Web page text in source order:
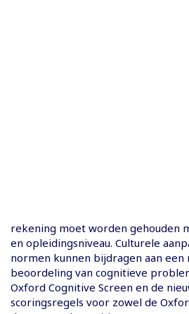
rekening moet worden gehouden
en opleidingsniveau. Culturele
normen kunnen bijdragen aan een
beoordeling van cognitieve
Oxford Cognitive Screen en de
scoringsregels voor zowel de